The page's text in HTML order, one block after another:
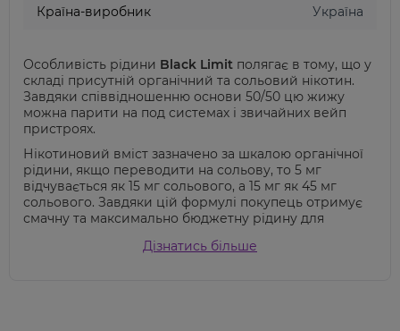
Країна-виробник Україна
Особливість рідини Black Limit полягає в тому, що у
складі присутній органічний та сольовий нікотин.
Завдяки співвідношенню основи 50/50 цю жижу
можна парити на под системах і звичайних вейп
пристроях.
Нікотиновий вміст зазначено за шкалою органічної
рідини, якщо переводити на сольову, то 5 мг
відчувається як 15 мг сольового, а 15 мг як 45 мг
сольового. Завдяки цій формулі покупець отримує
смачну та максимально бюджетну рідину для
Дізнатись більше